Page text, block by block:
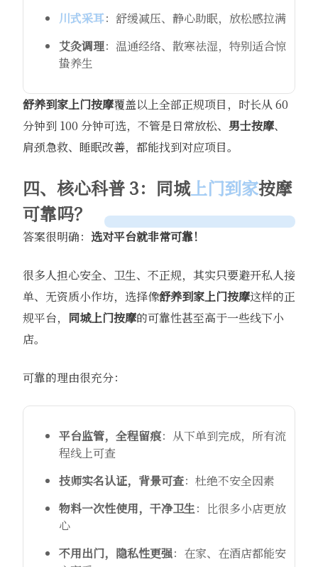
川式采耳：舒缓减压、静心助眠，放松感拉满
艾灸调理：温通经络、散寒祛湿，特别适合惊
蛰养生
舒养到家上门按摩覆盖以上全部正规项目，时长从 60
分钟到 100 分钟可选，不管是日常放松、 男士按摩、
肩颈急救、睡眠改善，都能找到对应项目。
四、核心科普 3：同城上门到家按摩
可靠吗？
答案很明确： 选对平台就非常可靠！
很多人担心安全、卫生、不正规，其实只要避开私人接
单、无资质小作坊，选择像舒养到家上门按摩这样的正
规平台， 同城上门按摩的可靠性甚至高于一些线下小
店。
可靠的理由很充分：
平台监管，全程留痕：从下单到完成，所有流
程线上可查
技师实名认证，背景可查：杜绝不安全因素
物料一次性使用，干净卫生：比很多小店更放
心
不用出门，隐私性更强：在家、在酒店都能安